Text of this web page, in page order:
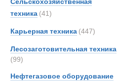
техника (41)
Карьерная техника (447)
Лесозаготовительная техника
(99)
Нефтегазовое оборудование